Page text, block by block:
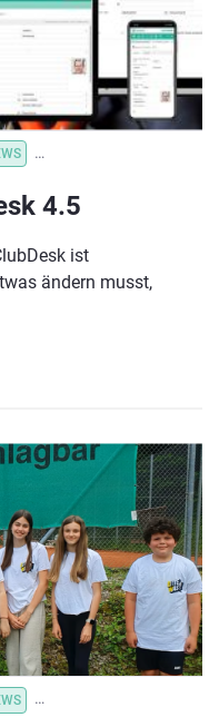
VEREINSORGANISATION
4.5
ist
ändern musst,
VEREINSORGANISATION